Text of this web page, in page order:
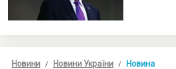
Новини Новини України Новина